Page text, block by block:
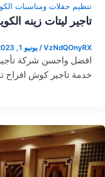
تنظيم حفلات ومناسبات
تاجير ليتات زينه الكويت
VzNdQOnyRX
/ يونيو 1, 2023
افضل واحسن شركة
خدمة تاجير كوش افراح